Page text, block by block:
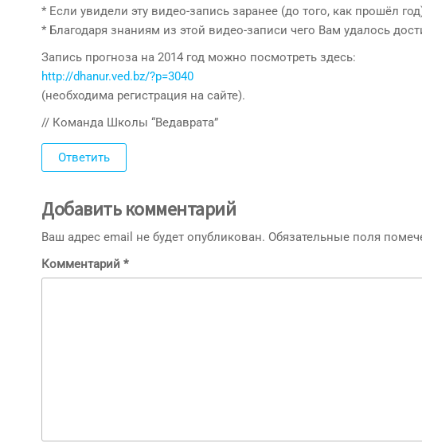
* Если увидели эту видео-запись заранее (до того, как прошёл
* Благодаря знаниям из этой видео-записи чего Вам удалось
Запись прогноза на 2014 год можно посмотреть здесь:
http://dhanur.ved.bz/?p=3040
(необходима регистрация на сайте).
// Команда Школы “Ведаврата”
Ответить
Добавить комментарий
Ваш адрес email не будет опубликован. Обязательные поля
Комментарий *